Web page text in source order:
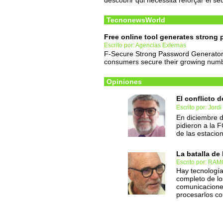
TecnonewsWorld
Free online tool generates strong
Escrito por: Agencias Externas
F-Secure Strong Password
consumers secure their growing
Opiniones
El conflicto
Escrito por:
En diciembre
pidieron a la
de las
La batalla de
Escrito por:
Hay
completo de
procesarlos